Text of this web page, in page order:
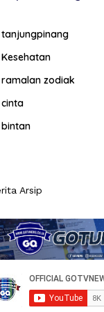
tanjungpinang
Kesehatan
ramalan zodiak
cinta
bintan
Arsip